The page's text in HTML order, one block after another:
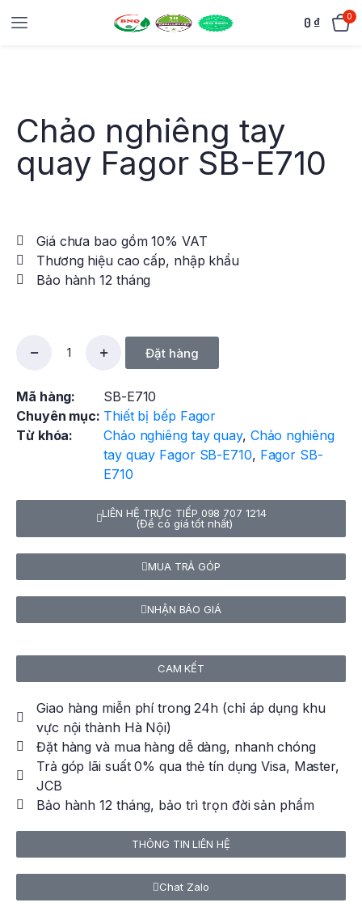
0 ₫ 0
Chảo nghiêng tay
quay Fagor SB-E710
Giá chưa bao gồm 10% VAT
Thương hiệu cao cấp, nhập khẩu
Bảo hành 12 tháng
Đặt hàng
Mã hàng:
SB-E710
Chuyên mục: Thiết bị bếp Fagor
Từ khóa:
Chảo nghiêng tay quay, Chảo nghiêng
tay quay Fagor SB-E710, Fagor SB-
E710
LIÊN HỆ TRỰC TIẾP 098 707 1214
(Để có giá tốt nhất)
MUA TRẢ GÓP
NHẬN BÁO GIÁ
CAM KẾT
Giao hàng miễn phí trong 24h (chỉ áp dụng khu
vực nội thành Hà Nội)
Đặt hàng và mua hàng dễ dàng, nhanh chóng
Trả góp lãi suất 0% qua thẻ tín dụng Visa, Master,
JCB
Bảo hành 12 tháng, bảo trì trọn đời sản phẩm
THÔNG TIN LIÊN HỆ
Chat Zalo